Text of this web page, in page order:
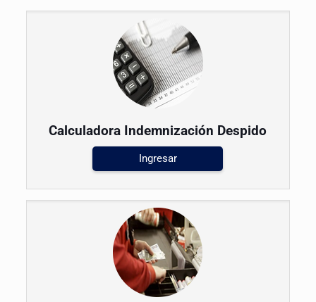
Calculadora Indemnización Despido
Ingresar